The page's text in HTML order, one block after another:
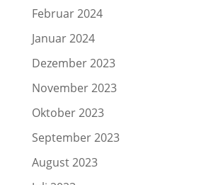
Februar 2024
Januar 2024
Dezember 2023
November 2023
Oktober 2023
September 2023
August 2023